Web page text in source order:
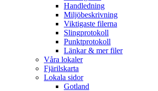
Handledning
Miljöbeskrivning
Viktigaste filerna
Slingprotokoll
Punktprotokoll
Länkar & mer filer
Våra lokaler
Fjärilskarta
Lokala sidor
Gotland